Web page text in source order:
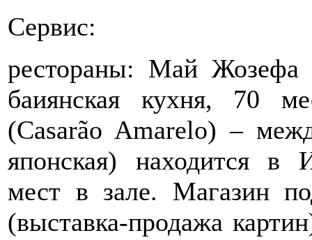
Сервис:
рестораны: Май Жозефа
баиянская кухня, 70
(Casarão Amarelo) –
японская) находится в
мест в зале. Магазин
(выставка-продажа